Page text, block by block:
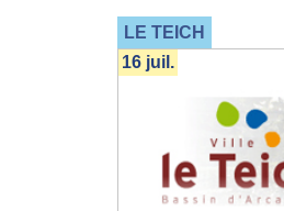
LE TEICH
16 juil.